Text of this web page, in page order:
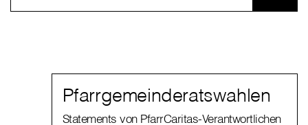
Pfarrgemeinderatswahlen
Statements von PfarrCaritas-Verantwortlichen